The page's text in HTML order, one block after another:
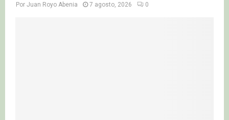
Por Juan Royo Abenia 7 agosto, 2026 0